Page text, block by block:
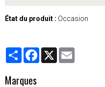
État du produit : Occasion
PartagerFacebook
X
Marques